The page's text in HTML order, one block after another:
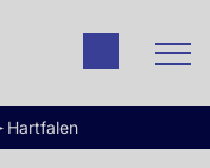
Hartfalen